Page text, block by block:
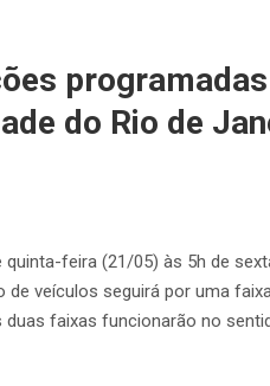
do Rio de
feira (21/05) às 5h de
veículos seguirá por uma
faixas funcionarão no